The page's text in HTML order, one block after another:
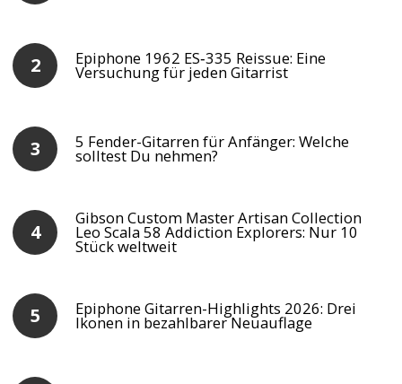
Epiphone 1962 ES‑335 Reissue: Eine
Versuchung für jeden Gitarrist
5 Fender-Gitarren für Anfänger: Welche
solltest Du nehmen?
Gibson Custom Master Artisan Collection
Leo Scala 58 Addiction Explorers: Nur 10
Stück weltweit
Epiphone Gitarren-Highlights 2026: Drei
Ikonen in bezahlbarer Neuauflage